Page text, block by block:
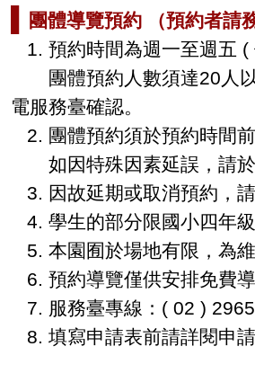
團體導覽預約
（預約者
1. 預約時間為週一至週五 (
團體預約人數須達20人
電服務臺確認。
2. 團體預約須於預約時間前
如因特殊因素延誤，請於
3. 因故延期或取消預約，
4. 學生的部分限國小四年
5. 本園囿於場地有限，為
6. 預約導覽僅供安排免費
7. 服務臺專線： ( 02 )
8. 填寫申請表前請詳閱申